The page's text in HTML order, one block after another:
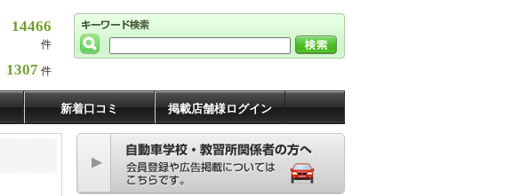
14466
件
1307 件
新着口コミ 掲載店舗様ログイン